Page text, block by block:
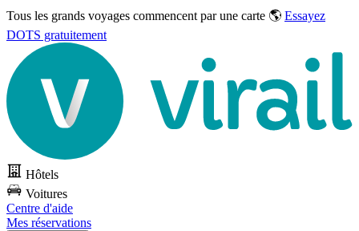
Tous les grands voyages commencent par une carte 🌎 Essayez
DOTS gratuitement
Hôtels
Voitures
Centre d'aide
Mes réservations